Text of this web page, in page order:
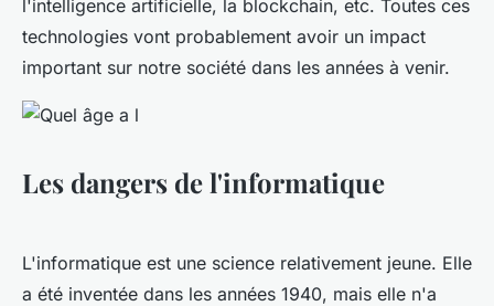
l'intelligence artificielle, la blockchain, etc. Toutes ces
technologies vont probablement avoir un impact
important sur notre société dans les années à venir.
Les dangers de l'informatique
L'informatique est une science relativement jeune. Elle
a été inventée dans les années 1940, mais elle n'a